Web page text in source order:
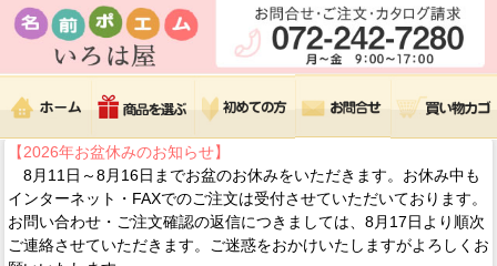
【2026年お盆休みのお知らせ】
8月11日～8月16日までお盆のお休みをいただきます。お休み中も
インターネット・FAXでのご注文は受付させていただいております。
お問い合わせ・ご注文確認の返信につきましては、8月17日より順次
ご連絡させていただきます。ご迷惑をおかけいたしますがよろしくお